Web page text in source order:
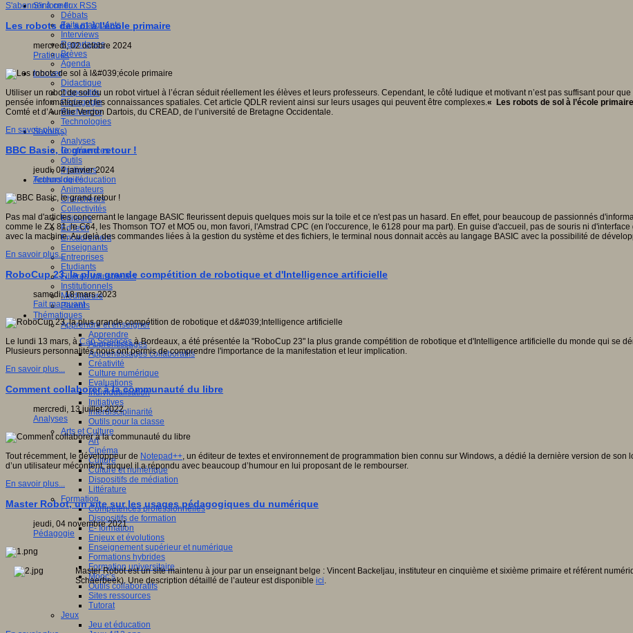
S'informer
Débats
Faits marquants
Interviews
Reportages
Brèves
Agenda
Innover
Didactique
Dispositifs
Pédagogie
Recherche
Technologies
Savoir(s)
Analyses
Conférences
Outils
Pratiques
Acteurs de l'éducation
Animateurs
Chercheurs
Collectivités
Editeurs
EdTech
Encadrement
Enseignants
Entreprises
Etudiants
Filières industrielles
Institutionnels
Médiateurs
Parents
Thématiques
Apprendre et enseigner
Apprendre
Apprentissages
Apprentissages collaboratifs
Créativité
Culture numérique
Evaluations
Individualisation
Initiatives
Interdisciplinarité
Outils pour la classe
Arts et Culture
Art
Cinéma
Culture
Culture et numérique
Dispositifs de médiation
Littérature
Formation
Compétences professionnelles
Dispositifs de formation
E- formation
Enjeux et évolutions
Enseignement supérieur et numérique
Formations hybrides
Formation universitaire
Mooc’s
Outils collaboratifs
Sites ressources
Tutorat
Jeux
Jeu et éducation
S'abonner à ce flux RSS
Les robots de sol à l'école primaire
mercredi, 02 octobre 2024
Pratiques
Utiliser un robot de sol ou un robot virtuel à l’écran séduit réellement les élèves et leurs professeurs. Cependant, le côté ludique et motivant n’est pas suffisant pour
pensée informatique et les connaissances spatiales. Cet article QDLR revient ainsi sur leurs usages qui peuvent être complexes.« Les robots de sol à l’école
Comté et d’Aurélie Vergon Dartois, du CREAD, de l’université de Bretagne Occidentale.
En savoir plus...
BBC Basic, le grand retour !
jeudi, 04 janvier 2024
Technologies
Pas mal d'articles concernant le langage BASIC fleurissent depuis quelques mois sur la toile et ce n'est pas un hasard. En effet, pour beaucoup de passionnés
comme le ZX 81, le C64, les Thomson TO7 et MO5 ou, mon favori, l'Amstrad CPC (en l'occurence, le 6128 pour ma part). En guise d'accueil, pas de souris ni
avec la machine. Au delà des commandes liées à la gestion du système et des fichiers, le terminal nous donnait accès au langage BASIC avec la possibilité de
En savoir plus...
RoboCup 23, la plus grande compétition de robotique et d'Intelligence artificielle
samedi, 18 mars 2023
Fait marquant
Le lundi 13 mars, àCap Sciencesà Bordeaux, a été présentée la "RoboCup 23" la plus grande compétition de robotique et d'Intelligence artificielle du monde qui se
Plusieurs personnalités nous ont permis de comprendre l'importance de la manifestation et leur implication.
En savoir plus...
Comment collaborer à la communauté du libre
mercredi, 13 juillet 2022
Analyses
Tout récemment, le développeur de Notepad++, un éditeur de textes et environnement de programmation bien connu sur Windows, a dédié la dernière version de
d’un utilisateur mécontent, auquel il a répondu avec beaucoup d’humour en lui proposant de le rembourser.
En savoir plus...
Master Robot, un site sur les usages pédagogiques du numérique
jeudi, 04 novembre 2021
Pédagogie
Master Robot est un site maintenu à jour par un enseignant belge : Vincent Backeljau, instituteur en cinquième et sixième primaire et référent
Schaerbeek). Une description détaillé de l’auteur est disponible ici.